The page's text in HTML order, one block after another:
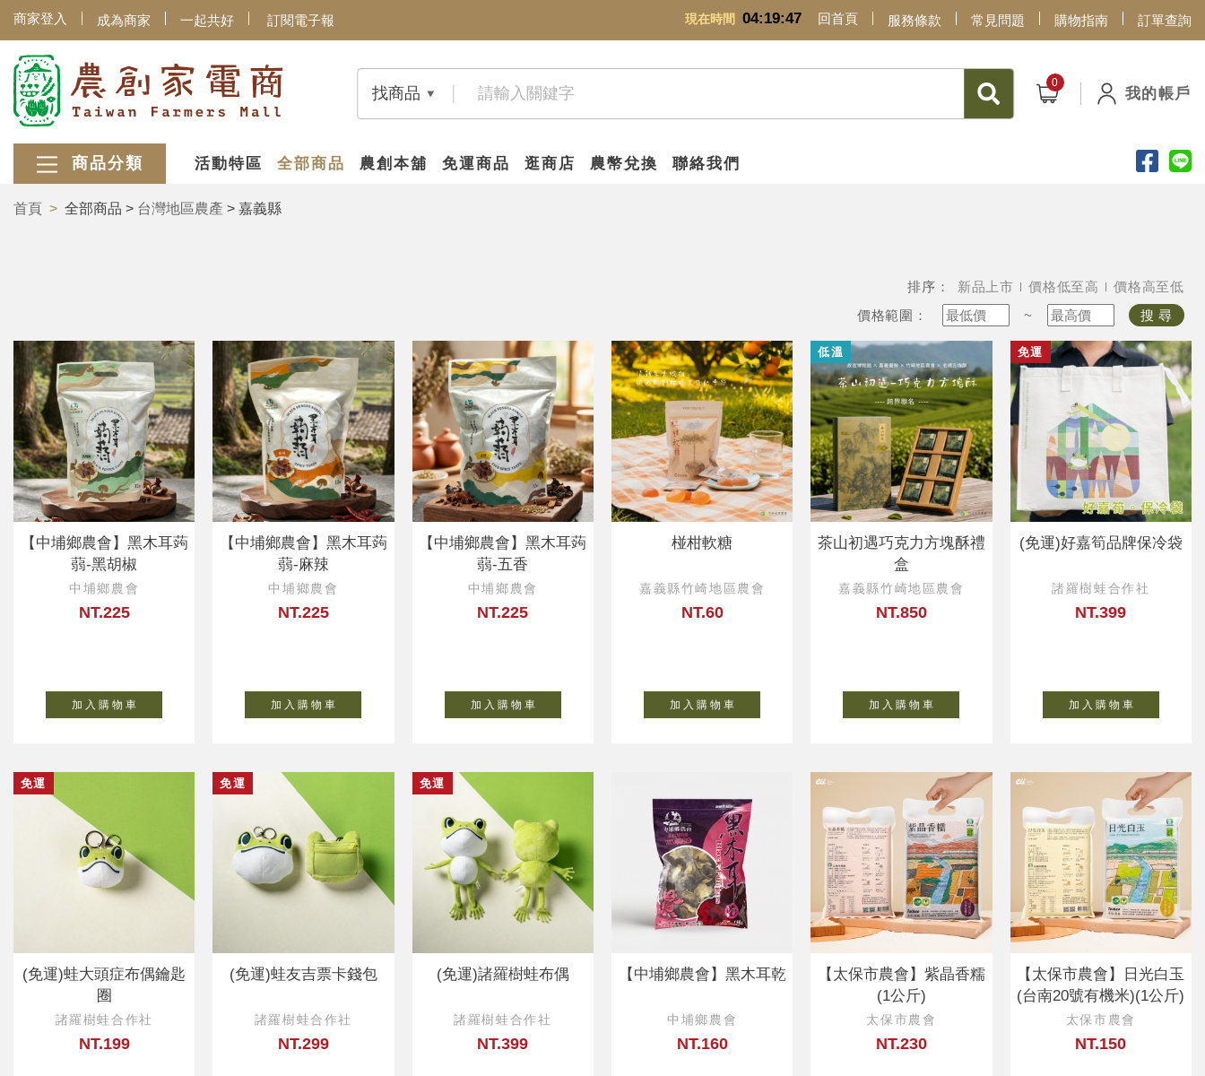
現在時間 04:19:48
商家登入 成為商家 一起共好 訂閱電子報 回首頁 服務條款 常見問題 購物指南 訂單查詢
找商品 我的帳戶
商品分類 活動特區 全部商品 農創本舖 免運商品 逛商店 農幣兌換 聯絡我們
首頁 全部商品 > 台灣地區農產 > 嘉義縣
排序： 新品上市 價格低至高
價格高至低
價格範圍：
~ 搜 尋
【中埔鄉農會】黑木耳蒟
蒻-黑胡椒
中埔鄉農會
NT.225
加 入 購 物 車
【中埔鄉農會】黑木耳蒟
蒻-麻辣
中埔鄉農會
NT.225
加 入 購 物 車
【中埔鄉農會】黑木耳蒟
蒻-五香
中埔鄉農會
NT.225
加 入 購 物 車
椪柑軟糖
嘉義縣竹崎地區農會
NT.60
加 入 購 物 車
低溫
茶山初遇巧克力方塊酥禮
盒
嘉義縣竹崎地區農會
NT.850
加 入 購 物 車
免運
(免運)好嘉筍品牌保冷袋
諸羅樹蛙合作社
NT.399
加 入 購 物 車
免運
(免運)蛙大頭症布偶鑰匙
圈
諸羅樹蛙合作社
NT.199
免運
(免運)蛙友吉票卡錢包
諸羅樹蛙合作社
NT.299
免運
(免運)諸羅樹蛙布偶
諸羅樹蛙合作社
NT.399
【中埔鄉農會】黑木耳乾
中埔鄉農會
NT.160
【太保市農會】紫晶香糯
(1公斤)
太保市農會
NT.230
【太保市農會】日光白玉
(台南20號有機米)(1公斤)
太保市農會
NT.150